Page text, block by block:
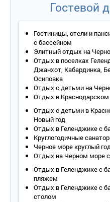
Гостевой
Гостиницы, отели и
с бассейном
Элитный отдых на
Отдых в поселках
Джанхот, Кабардинка,
Осиповка
Отдых с детьми на
Отдых в
Отдых с детьми в
Новый год
Отдых в Геленджике с
Круглогодичные
Черное море круглый
Отдых на Черном море
Отдых в Геленджике с
пляжем
Отдых в Геленджике с
столом